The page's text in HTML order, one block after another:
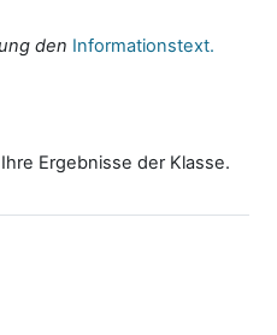
den Informationstext.
Ergebnisse der Klasse.